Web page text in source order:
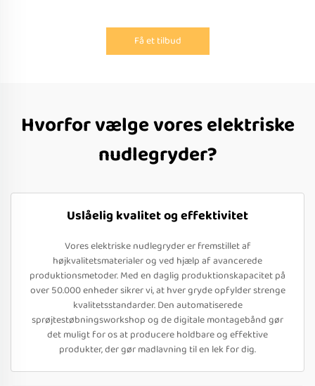
Få et tilbud
Hvorfor vælge vores elektriske
nudlegryder?
Uslåelig kvalitet og effektivitet
Vores elektriske nudlegryder er fremstillet af
højkvalitetsmaterialer og ved hjælp af avancerede
produktionsmetoder. Med en daglig produktionskapacitet på
over 50.000 enheder sikrer vi, at hver gryde opfylder strenge
kvalitetsstandarder. Den automatiserede
sprøjtestøbningsworkshop og de digitale montagebånd gør
det muligt for os at producere holdbare og effektive
produkter, der gør madlavning til en lek for dig.